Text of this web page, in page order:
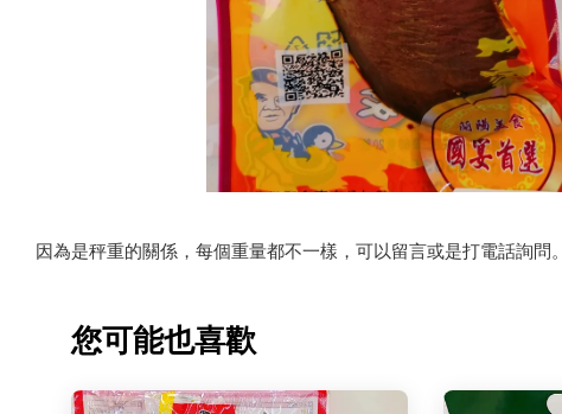
因為是秤重的關係，每個重量都不一樣，可以留言或是打電話詢問。
您可能也喜歡